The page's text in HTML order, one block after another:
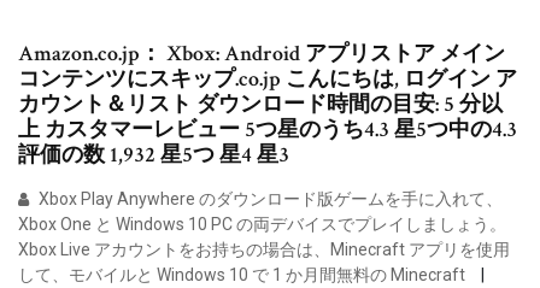
Amazon.co.jp： Xbox: Android アプリストア メイン
コンテンツにスキップ.co.jp こんにちは, ログイン ア
カウント＆リスト ダウンロード時間の目安: 5 分以
上 カスタマーレビュー 5つ星のうち4.3 星5つ中の4.3
評価の数 1,932 星5つ 星4 星3
Xbox Play Anywhere のダウンロード版ゲームを手に入れて、
Xbox One と Windows 10 PC の両デバイスでプレイしましょう。
Xbox Live アカウントをお持ちの場合は、Minecraft アプリを使用
して、モバイルと Windows 10 で 1 か月間無料の Minecraft